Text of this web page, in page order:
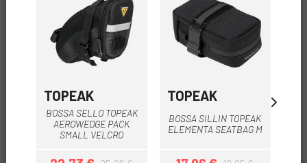
TOPEAK
BOSSA SELLO TOPEAK
AEROWEDGE PACK
SMALL VELCRO
TOPEAK
BOSSA SILLIN TOPEAK
ELEMENTA SEATBAG M